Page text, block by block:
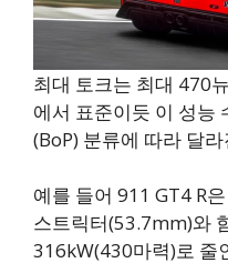
최대 토크는 최대 470
에서 표준이듯 이 성능
(BoP) 분류에 따라 달라
예를 들어 911 GT4 R
스트릭터(53.7mm)와
316kW(430마력)로 줄